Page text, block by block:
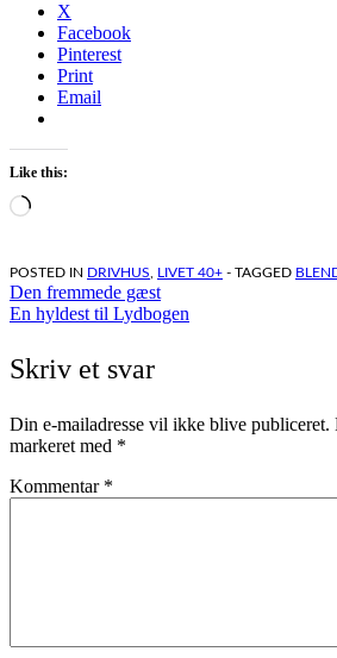
X
Facebook
Pinterest
Print
Email
Like this:
Loading…
POSTED IN DRIVHUS, LIVET 40+ - TAGGED
Indlægsnavigation
Den fremmede gæst
En hyldest til Lydbogen
Skriv et svar
Din e-mailadresse vil ikke blive publiceret.
markeret med *
Kommentar *